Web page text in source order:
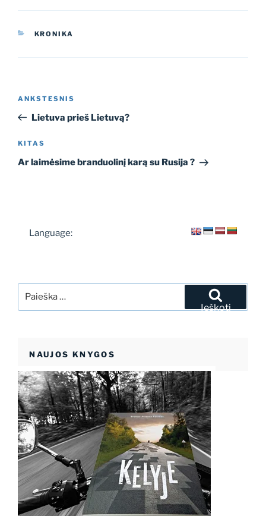
KATEGORIJOS
KRONIKA
įrašų
Ankstesnis
įrašas
ANKSTESNIS
Lietuva prieš Lietuvą?
Kitas
įrašas
KITAS
Ar laimėsime branduolinį karą su Rusija ?
Language:
Ieškoti
NAUJOS KNYGOS